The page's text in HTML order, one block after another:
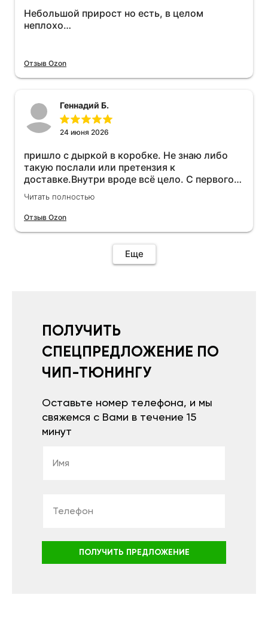
Небольшой прирост но есть, в целом
неплохо…
Отзыв Ozon
Геннадий Б.
24 июня 2026
пришло с дыркой в коробке. Не знаю либо
такую послали или претензия к
доставке.Внутри вроде всё цело. С первого
раза установить не получается не знаю
может интернет дурит. Четыре звёзды за
упаковку с дыркой.Как опробую дополню
иначе не качает без него. Как поставил сразу
всё установилось по работе устройства
увеличился.Всем рекомендую к покупке.
Читать полностью
Отзыв Ozon
Еще
ПОЛУЧИТЬ
СПЕЦПРЕДЛОЖЕНИЕ ПО
ЧИП-ТЮНИНГУ
Оставьте номер телефона, и мы
свяжемся с Вами в течение 15
минут
ПОЛУЧИТЬ ПРЕДЛОЖЕНИЕ